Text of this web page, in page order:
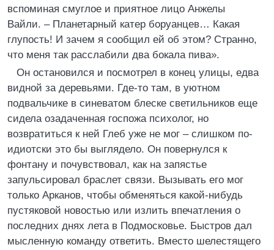
вспоминая смуглое и приятное лицо Анжелы
Вайли. – Планетарный катер боруанцев… Какая
глупость! И зачем я сообщил ей об этом? Странно,
что меня так расслабили два бокала пива».
Он остановился и посмотрел в конец улицы, едва
видной за деревьями. Где-то там, в уютном
подвальчике в синеватом блеске светильников еще
сидела озадаченная госпожа психолог, но
возвратиться к ней Глеб уже не мог – слишком по-
идиотски это бы выглядело. Он повернулся к
фонтану и почувствовал, как на запястье
запульсировал браслет связи. Вызывать его мог
только Арканов, чтобы обменяться какой-нибудь
пустяковой новостью или излить впечатления о
последних днях лета в Подмосковье. Быстров дал
мысленную команду ответить. Вместо шелестящего